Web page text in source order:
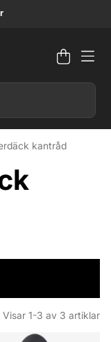
Antal i
.
kantråd
Visar 1-3 av 3 artiklar